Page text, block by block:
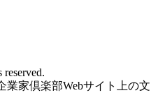
家倶楽部Webサイト上の文